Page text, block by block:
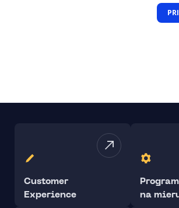
Customer
Experience
na